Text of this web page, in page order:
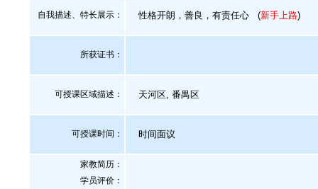
自我描述、特长展示 ： 性格开朗，善良，有责任心 (新手上路)
所获证书 ：
可授课区域描述： 天河区, 番禺区
可授课时间： 时间面议
家教简历：
学员评价：